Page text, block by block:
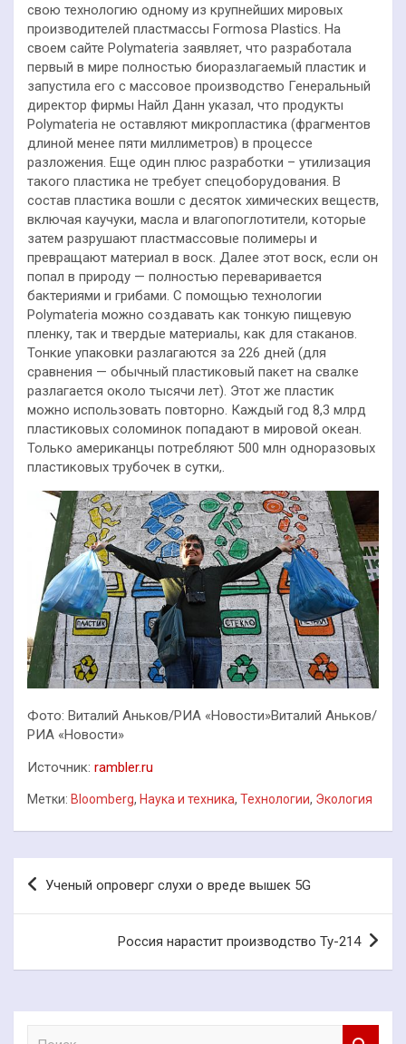
свою технологию одному из крупнейших мировых
производителей пластмассы Formosa Plastics. На
своем сайте Polymateria заявляет, что разработала
первый в мире полностью биоразлагаемый пластик и
запустила его с массовое производство Генеральный
директор фирмы Найл Данн указал, что продукты
Polymateria не оставляют микропластика (фрагментов
длиной менее пяти миллиметров) в процессе
разложения. Еще один плюс разработки – утилизация
такого пластика не требует спецоборудования. В
состав пластика вошли с десяток химических веществ,
включая каучуки, масла и влагопоглотители, которые
затем разрушают пластмассовые полимеры и
превращают материал в воск. Далее этот воск, если он
попал в природу — полностью переваривается
бактериями и грибами. С помощью технологии
Polymateria можно создавать как тонкую пищевую
пленку, так и твердые материалы, как для стаканов.
Тонкие упаковки разлагаются за 226 дней (для
сравнения — обычный пластиковый пакет на свалке
разлагается около тысячи лет). Этот же пластик
можно использовать повторно. Каждый год 8,3 млрд
пластиковых соломинок попадают в мировой океан.
Только американцы потребляют 500 млн одноразовых
пластиковых трубочек в сутки,.
Фото: Виталий Аньков/РИА «Новости»Виталий Аньков/
РИА «Новости»
Источник: rambler.ru
Метки: Bloomberg, Наука и техника, Технологии, Экология
Навигация
Ученый опроверг слухи о вреде вышек 5G
Россия нарастит производство Ту-214